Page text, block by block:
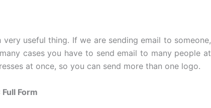
useful thing. If we are sending email to someone,
cases you have to send email to many people at
at once, so you can send more than one logo.
Full Form